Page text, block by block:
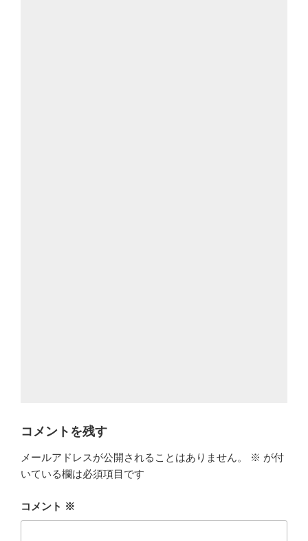
コメントを残す
メールアドレスが公開されることはありません。 ※ が付
いている欄は必須項目です
コメント ※